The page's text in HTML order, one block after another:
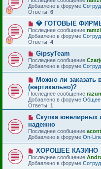
е
о
б
щ
е
и
е
в
о
е
с
о
б
щ
е
н
и
е
Добавлено в форуме
Ответы: 6
Н
о
в
о
е
с
о
б
е
н
и
е
💎 ГОТОВЫЕ
Последнее сообщение
Добавлено в форуме
Ответы: 4
Н
о
в
о
е
с
о
о
б
щ
е
н
и
е
GipsyTeam
Последнее сообщение
Добавлено в форуме
Н
в
о
е
с
о
о
б
щ
е
н
и
е
Можно ли заказать
(вертикально)?
Последнее сообщение
Добавлено в форуме Общее
Ответы: 1
Н
в
о
е
с
о
о
б
Скупка ювелирных
надежно
Последнее сообщение
Добавлено в форуме On-
Н
о
в
о
ХОРОШЕЕ КАЗИНО
Последнее сообщение
Добавлено в форуме